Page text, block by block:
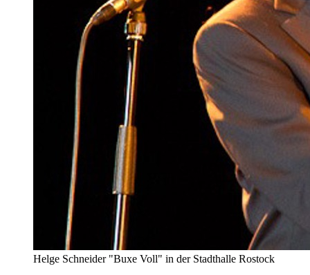
Helge Schneider "Buxe Voll" in der Stadthalle Rostock